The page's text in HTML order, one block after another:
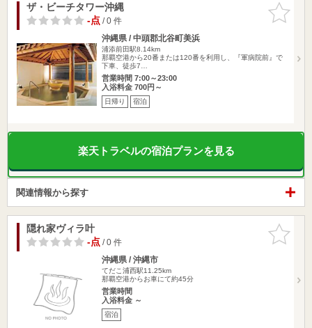
お気に入
りに追加
ザ・ビーチタワー沖縄
-点/ 0 件
沖縄県 / 中頭郡北谷町美浜
浦添前田駅8.14km
那覇空港から20番または120番を利用し、『軍病院前』で
下車、徒歩7…
営業時間 7:00～23:00
入浴料金 700円～
日帰り 宿泊
楽天トラベルの宿泊プランを見る
関連情報から探す
お気に入
りに追加
隠れ家ヴィラ叶
-点/ 0 件
沖縄県 / 沖縄市
てだこ浦西駅11.25km
那覇空港からお車にて約45分
営業時間
入浴料金 ～
宿泊